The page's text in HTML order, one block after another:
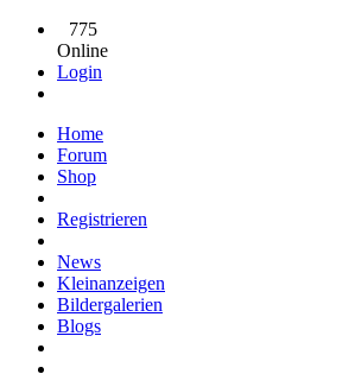
775
Online
Login
Home
Forum
Shop
Registrieren
News
Kleinanzeigen
Bildergalerien
Blogs